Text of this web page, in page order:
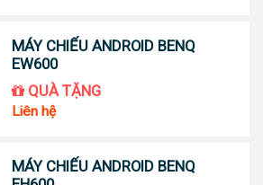
MÁY CHIẾU ANDROID BENQ
EW600
QUÀ TẶNG
Liên hệ
MÁY CHIẾU ANDROID BENQ